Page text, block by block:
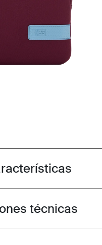
Toggle features
Toggle techspec
técnicas